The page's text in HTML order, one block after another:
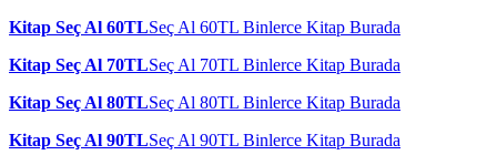
Kitap Seç Al 60TLSeç Al 60TL Binlerce Kitap Burada
Kitap Seç Al 70TLSeç Al 70TL Binlerce Kitap Burada
Kitap Seç Al 80TLSeç Al 80TL Binlerce Kitap Burada
Kitap Seç Al 90TLSeç Al 90TL Binlerce Kitap Burada